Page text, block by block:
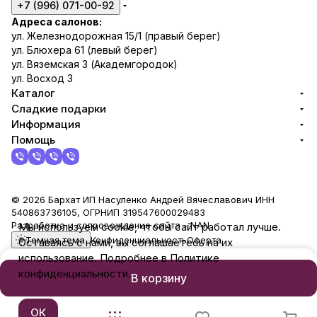
В корзину
+7 (996) 071-00-92
Адреса салонов:
ул. Железнодорожная 15/1 (правый берег)
ул. Блюхера 61 (левый берег)
ул. Вяземская 3 (Академгородок)
ул. Восход 3
Каталог
Сладкие подарки
Информация
Помощь
© 2026 Бархат ИП Насуленко Андрей Вячеславович ИНН
540863736105, ОГРНИП 319547600029483
Разработка и сопровождение сайта -NAN
Темная тема КонфиденциальностьОферта
Мы используем cookie, чтобы сайт работал лучше.
Оставаясь с нами, вы соглашаетесь на их
использование. Подробнее в Политике
конфиденциальности.
ОК